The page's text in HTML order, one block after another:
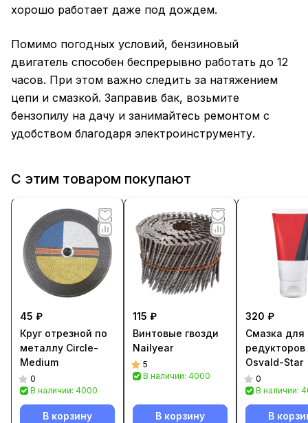
хорошо работает даже под дождем.
Помимо погодных условий, бензиновый
двигатель способен беспрерывно работать до 12
часов. При этом важно следить за натяжением
цепи и смазкой. Заправив бак, возьмите
бензопилу на дачу и занимайтесь ремонтом с
удобством благодаря электроинструменту.
С этим товаром покупают
45 ₽
Круг отрезной по
металлу Circle-
Medium
0
В наличии: 4000
В корзину
115 ₽
Винтовые гвозди
Nailyear
5
В наличии: 4000
В корзину
320 ₽
Смазка для
редукторов
Osvald-Star
0
В наличии:
В